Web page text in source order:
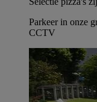
Parkeer in onze
CCTV